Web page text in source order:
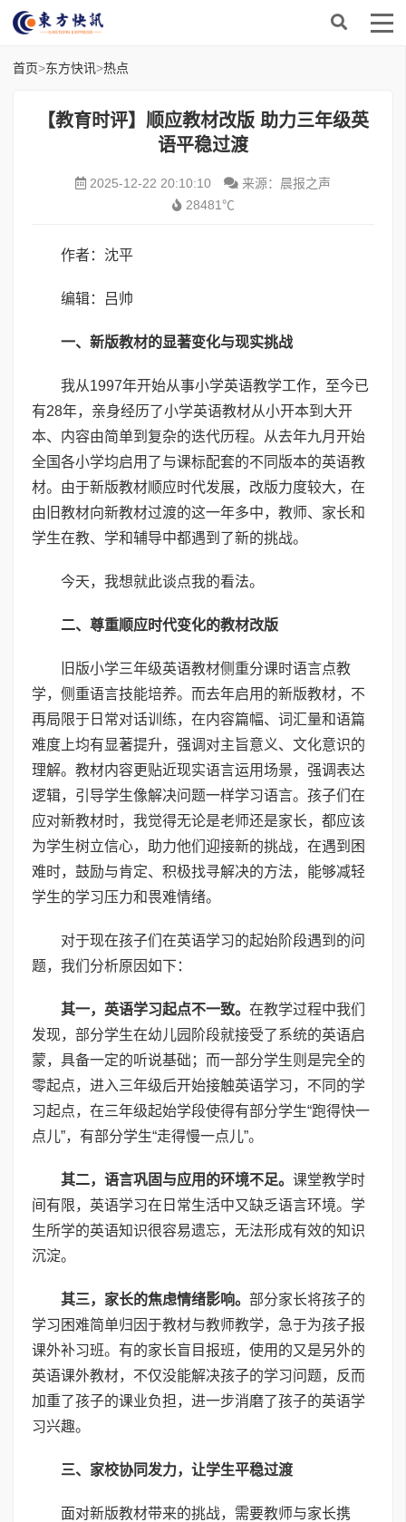
首页>东方快讯>热点
【教育时评】顺应教材改版 助力三年级英
语平稳过渡
2025-12-22 20:10:10
来源：晨报之声
28481℃
作者：沈平
编辑：吕帅
一、新版教材的显著变化与现实挑战
我从1997年开始从事小学英语教学工作，至今已
有28年，亲身经历了小学英语教材从小开本到大开
本、内容由简单到复杂的迭代历程。从去年九月开始
全国各小学均启用了与课标配套的不同版本的英语教
材。由于新版教材顺应时代发展，改版力度较大，在
由旧教材向新教材过渡的这一年多中，教师、家长和
学生在教、学和辅导中都遇到了新的挑战。
今天，我想就此谈点我的看法。
二、尊重顺应时代变化的教材改版
旧版小学三年级英语教材侧重分课时语言点教
学，侧重语言技能培养。而去年启用的新版教材，不
再局限于日常对话训练，在内容篇幅、词汇量和语篇
难度上均有显著提升，强调对主旨意义、文化意识的
理解。教材内容更贴近现实语言运用场景，强调表达
逻辑，引导学生像解决问题一样学习语言。孩子们在
应对新教材时，我觉得无论是老师还是家长，都应该
为学生树立信心，助力他们迎接新的挑战，在遇到困
难时，鼓励与肯定、积极找寻解决的方法，能够减轻
学生的学习压力和畏难情绪。
对于现在孩子们在英语学习的起始阶段遇到的问
题，我们分析原因如下：
其一，英语学习起点不一致。 在教学过程中我们
发现，部分学生在幼儿园阶段就接受了系统的英语启
蒙，具备一定的听说基础；而一部分学生则是完全的
零起点，进入三年级后开始接触英语学习，不同的学
习起点，在三年级起始学段使得有部分学生“跑得快一
点儿”，有部分学生“走得慢一点儿”。
其二，语言巩固与应用的环境不足。 课堂教学时
间有限，英语学习在日常生活中又缺乏语言环境。学
生所学的英语知识很容易遗忘，无法形成有效的知识
沉淀。
其三，家长的焦虑情绪影响。 部分家长将孩子的
学习困难简单归因于教材与教师教学，急于为孩子报
课外补习班。有的家长盲目报班，使用的又是另外的
英语课外教材，不仅没能解决孩子的学习问题，反而
加重了孩子的课业负担，进一步消磨了孩子的英语学
习兴趣。
三、家校协同发力，让学生平稳过渡
面对新版教材带来的挑战，需要教师与家长携